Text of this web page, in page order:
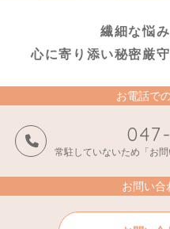
繊細な悩
心に寄り添い秘密厳
お電話で
常駐していないため「お
お問い合